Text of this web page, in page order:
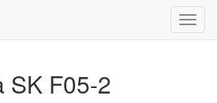
SK F05-2